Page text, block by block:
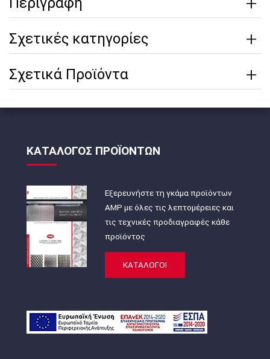
Σχετικές κατηγορίες
Σχετικά Προϊόντα
ΚΑΤΑΛΟΓΟΣ ΠΡΟΪΟΝΤΩΝ
Εξερευνήστε τη γκάμα προϊόντων
AMP με όλες τις λεπτομέρειες και
τις τεχνικές προδιαγραφές κάθε
προϊόντος
ΚΑΤΑΛΟΓΟΙ